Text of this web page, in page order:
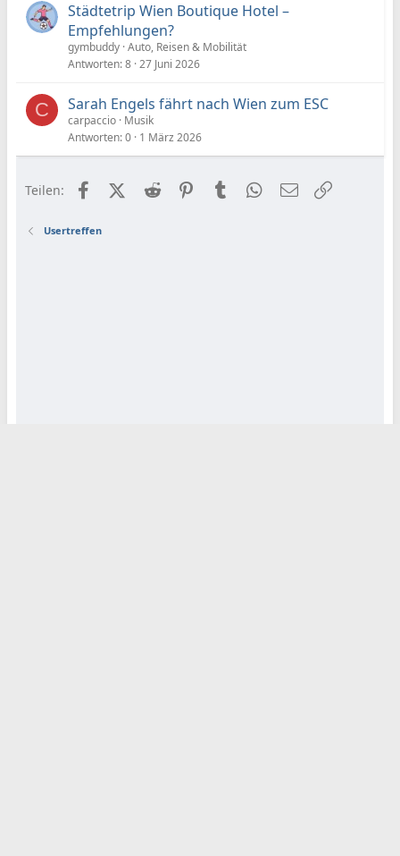
Städtetrip Wien Boutique Hotel –
Empfehlungen?
gymbuddy Auto, Reisen & Mobilität
Antworten 8 27 Juni 2026
C Sarah Engels fährt nach Wien zum ESC
carpaccio Musik
Antworten 0 1 März 2026
Teilen: FacebookX (Twitter)
Reddit PinterestTumblr WhatsApp
E-Mail
Usertreffen